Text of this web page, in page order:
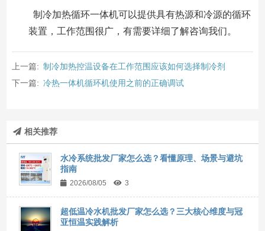
制冷加热循环一体机可以提供具有热源和冷源的循环
装置，工作范围很广，有需要详细了解咨询我们。
上一篇: 制冷加热控温设备在工作范围应该如何选择制冷剂
下一篇: 冷热一体机循环机使用之前的正确调试
相关推荐
水冷系统批发厂家怎么选？看懂原理、场景与避坑
指南
2026/08/05 3
超低温冷水机批发厂家怎么选？三大核心维度与冠
亚恒温实践解析